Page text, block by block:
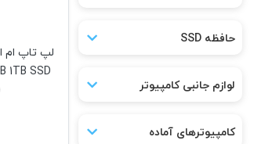
1TB SSD
حافظه SSD
لوازم جانبی کامپیوتر
کامپیوترهای آماده